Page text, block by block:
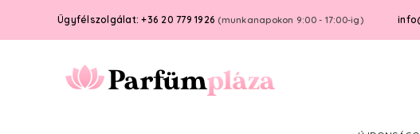
Ügyfélszolgálat: +36 20 779 1926 (munkanapokon 9:00 - 17:00-ig)